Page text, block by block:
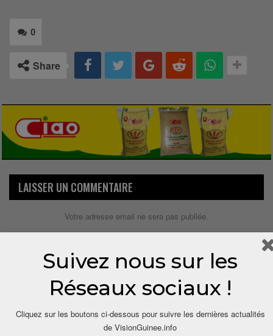
0
Share
LAISSER UN COMMENTAIRE
Votre adresse email ne sera pas publiée.
Suivez nous sur les
Réseaux sociaux !
Cliquez sur les boutons ci-dessous pour suivre les dernières actualités
de VisionGuinee.info